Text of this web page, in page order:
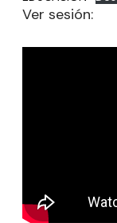
Ver sesión: